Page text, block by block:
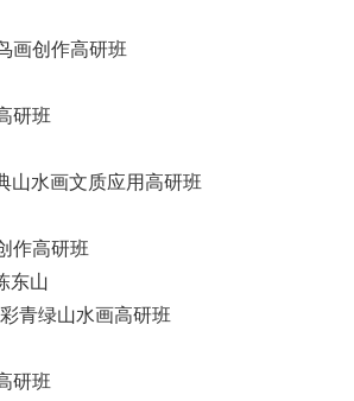
画创作高研班
研班
山水画文质应用高研班
作高研班
东山
青绿山水画高研班
研班